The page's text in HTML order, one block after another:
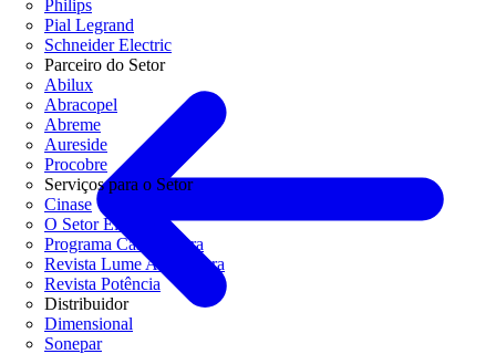
Philips
Pial Legrand
Schneider Electric
Parceiro do Setor
Abilux
Abracopel
Abreme
Aureside
Procobre
Serviços para o Setor
Cinase
O Setor Elétrico
Programa Casa Segura
Revista Lume Arquitetura
Revista Potência
Distribuidor
Dimensional
Sonepar